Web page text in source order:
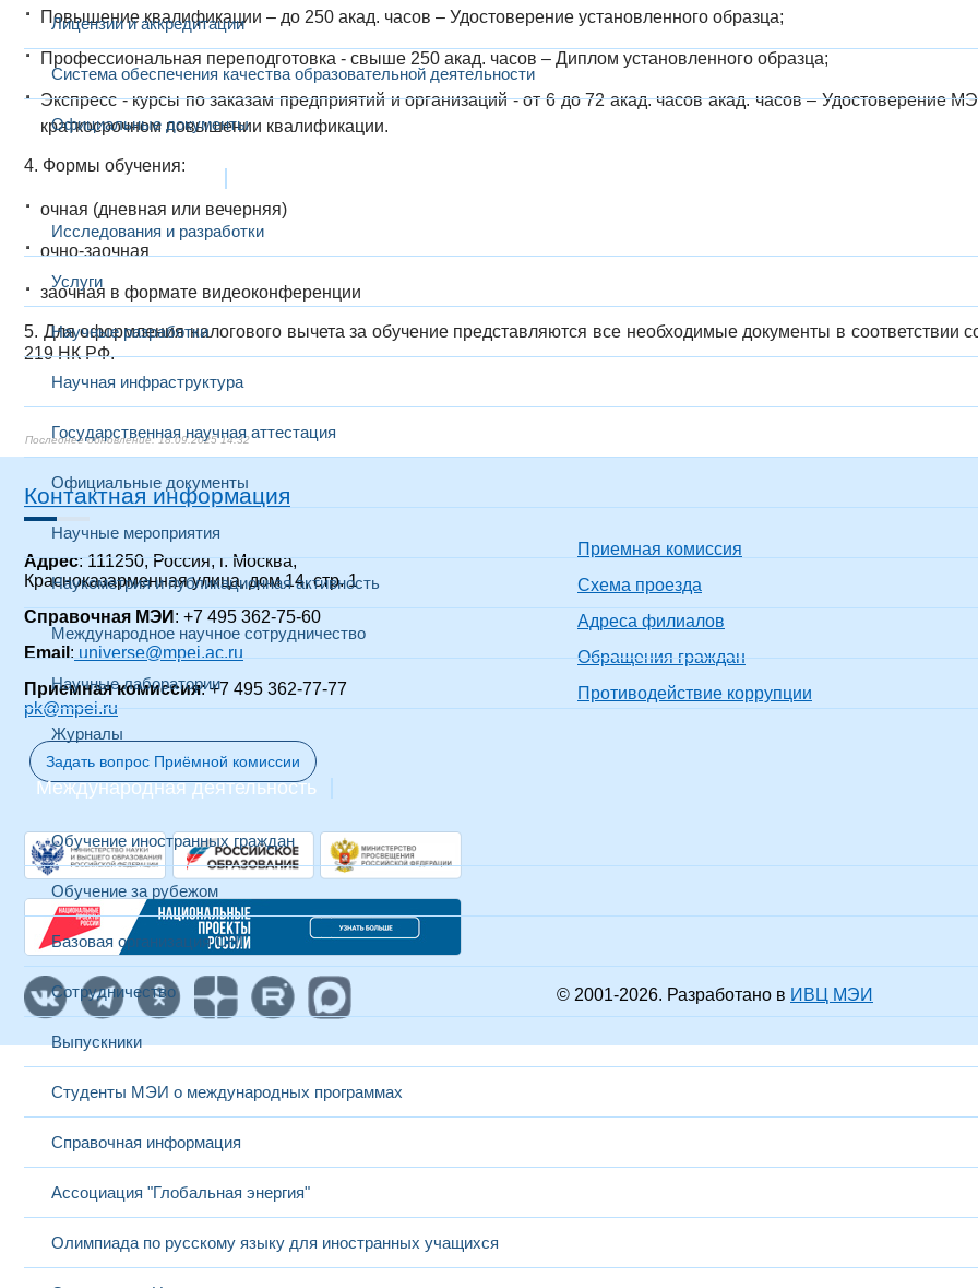
Лицензии и аккредитации
Система обеспечения качества образовательной деятельности
Официальные документы
Наука и инновации
Исследования и разработки
Услуги
Научные разработки
Научная инфраструктура
Государственная научная аттестация
Официальные документы
Научные мероприятия
Наукометрия и публикационная активность
Международное научное сотрудничество
Научные лаборатории
Журналы
Международная деятельность
Обучение иностранных граждан
Обучение за рубежом
Базовая организация СНГ
Сотрудничество
Выпускники
Студенты МЭИ о международных программах
Справочная информация
Ассоциация "Глобальная энергия"
Олимпиада по русскому языку для иностранных учащихся
Повышение квалификации – до 250 акад. часов – Удостоверение установленного образца;
Профессиональная переподготовка - свыше 250 акад. часов – Диплом установленного образца;
Экспресс - курсы по заказам предприятий и организаций - от 6 до 72 акад. часов акад. часов – Удостоверение
краткосрочном повышении квалификации.
4. Формы обучения:
очная (дневная или вечерняя)
очно-заочная
заочная в формате видеоконференции
5. Для оформления налогового вычета за обучение представляются все необходимые документы в соответствии
219 НК РФ.
18.09.2025 14:32
Контактная информация
Адрес: 111250, Россия, г. Москва,
Красноказарменная улица, дом 14, стр. 1
Справочная МЭИ : +7 495 362-75-60
Email : universe@mpei.ac.ru
Приемная комиссия: +7 495 362-77-77
pk@mpei.ru
Задать вопрос Приёмной комиссии
Приемная комиссия
Схема проезда
Адреса филиалов
Обращения граждан
Противодействие коррупции
© 2001-2026. Разработано в ИВЦ МЭИ